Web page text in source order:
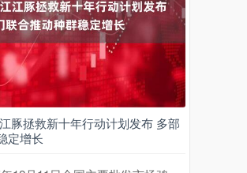
豚拯救新十年行动计划发布 多部
定增长